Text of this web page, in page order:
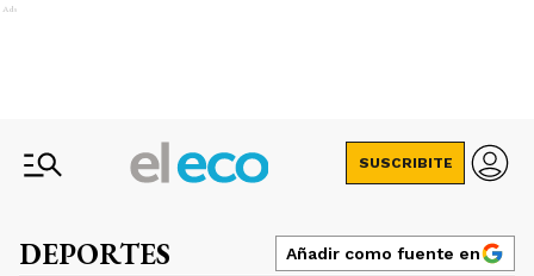
Ads
SUSCRIBITE
DEPORTES Añadir como fuente en